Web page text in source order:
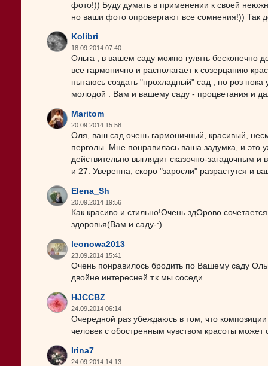
фото!)) Буду думать в применении к своей
но ваши фото опровергают все сомнения!)) Так
Kolibri
18.09.2014 07:40
Ольга , в вашем саду можно гулять бесконечно
все гармонично и располагает к созерцанию
пытаюсь создать "прохладный" сад , но роз
молодой . Вам и вашему саду - процветания и
Maritom
20.09.2014 15:58
Оля, ваш сад очень гармоничный, красивый,
перголы. Мне понравилась ваша задумка, и это
действительно выглядит сказочно-загадочным
и 27. Уверенна, скоро "заросли" разрастутся и
Elena_Sh
20.09.2014 19:56
Как красиво и стильно!Очень здОрово
здоровья(Вам и саду-:)
leonowa2013
23.09.2014 15:41
Очень понравилось бродить по Вашему саду
двойне интересней т.к.мы соседи.
HJCCBZ
24.09.2014 06:14
Очередной раз убеждаюсь в том, что
человек с обостренным чувством красоты может
Irina7
24.09.2014 14:13